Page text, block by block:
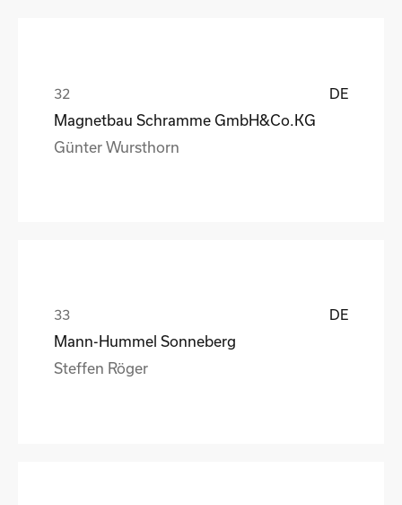
DE
Magnetbau Schramme GmbH&Co.KG
Günter Wursthorn
DE
Mann-Hummel Sonneberg
Steffen Röger